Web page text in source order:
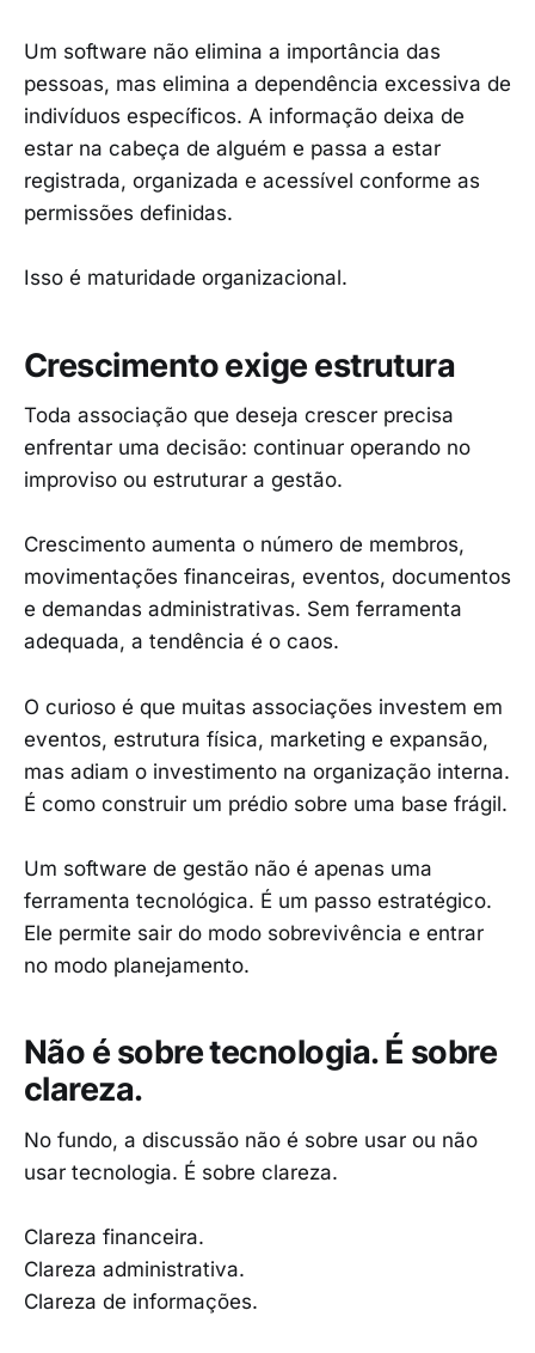
Um software não elimina a importância das
pessoas, mas elimina a dependência excessiva de
indivíduos específicos. A informação deixa de
estar na cabeça de alguém e passa a estar
registrada, organizada e acessível conforme as
permissões definidas.
Isso é maturidade organizacional.
Crescimento exige estrutura
Toda associação que deseja crescer precisa
enfrentar uma decisão: continuar operando no
improviso ou estruturar a gestão.
Crescimento aumenta o número de membros,
movimentações financeiras, eventos, documentos
e demandas administrativas. Sem ferramenta
adequada, a tendência é o caos.
O curioso é que muitas associações investem em
eventos, estrutura física, marketing e expansão,
mas adiam o investimento na organização interna.
É como construir um prédio sobre uma base frágil.
Um software de gestão não é apenas uma
ferramenta tecnológica. É um passo estratégico.
Ele permite sair do modo sobrevivência e entrar
no modo planejamento.
Não é sobre tecnologia. É sobre
clareza.
No fundo, a discussão não é sobre usar ou não
usar tecnologia. É sobre clareza.
Clareza financeira.
Clareza administrativa.
Clareza de informações.